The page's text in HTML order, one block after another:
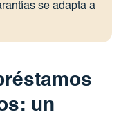
se adapta a
un